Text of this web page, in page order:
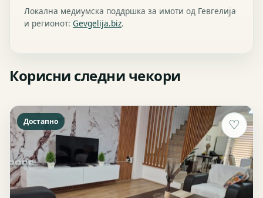
Локална медиумска поддршка за имоти од Гевгелија
и регионот: Gevgelija.biz.
Корисни следни чекори
♡
Достапно